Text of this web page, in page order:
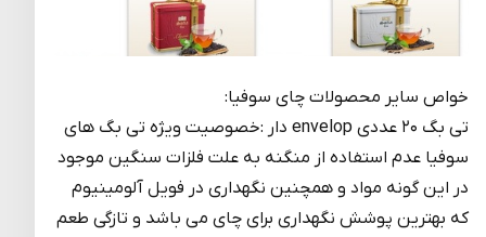
خواص سایر محصولات چای سوفیا:
تی بگ ۲۰ عددی envelop دار :خصوصیت ویژه تی بگ های
سوفیا عدم استفاده از منگنه به علت فلزات سنگین موجود
در این گونه مواد و همچنین نگهداری در فویل آلومینیوم
که بهترین پوشش نگهداری برای چای می باشد و تازگی طعم